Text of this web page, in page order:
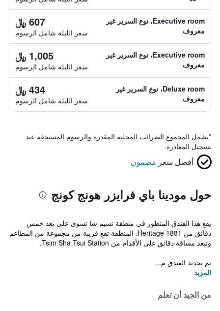
Executive room، نوع السرير غير
معروف
607 ﷼
سعر الليلة شامل الرسوم
Executive room، نوع السرير غير
معروف
1,005 ﷼
سعر الليلة شامل الرسوم
Deluxe room، نوع السرير غير
معروف
434 ﷼
سعر الليلة شامل الرسوم
*يشمل المجموع الضرائب المحلية المقدرة والرسوم المستحقة عند
تسجيل المغادرة.
أفضل سعر مضمون
حول مودينا باي فرايزر هونج كونج
يقع هذا الفندق المتطور في منطقة تسيم شا تسوى على بعد خمس
دقائق من 1881 Heritage. المنطقة تقع قريبة من مجموعة من المطاعم
وتبعد مسافة دقائق على الأقدام من Tsim Sha Tsui Station.
تم تجديد الفندق م...
المزيد
من الجيد أن تعلم